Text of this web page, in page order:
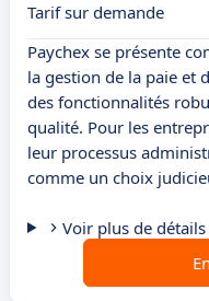
Tarif sur demande
Paychex se présente
la gestion de la paie et
des fonctionnalités
qualité. Pour les
leur processus
comme un choix
Voir plus de détails